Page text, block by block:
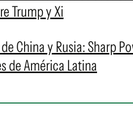
Trump y Xi
China y Rusia: Sharp
de América Latina